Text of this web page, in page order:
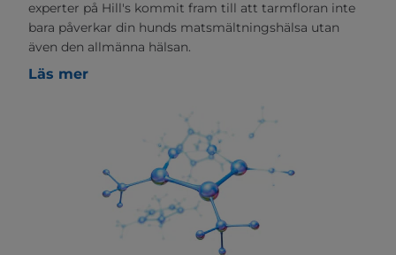
experter på Hill's kommit fram till att tarmfloran inte
bara påverkar din hunds matsmältningshälsa utan
även den allmänna hälsan.
Läs mer